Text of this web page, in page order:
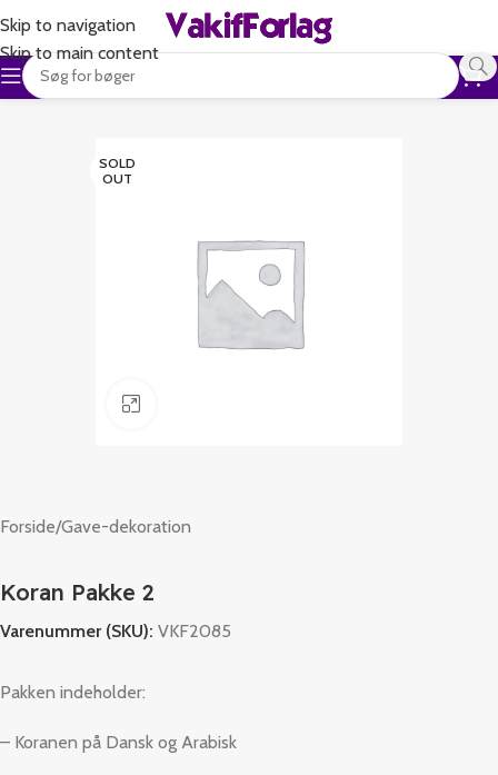
Skip to navigation
Skip to main content
SOLD
OUT
Forside/Gave-dekoration
Koran Pakke 2
Varenummer (SKU): VKF2085
Pakken indeholder:
– Koranen på Dansk og Arabisk